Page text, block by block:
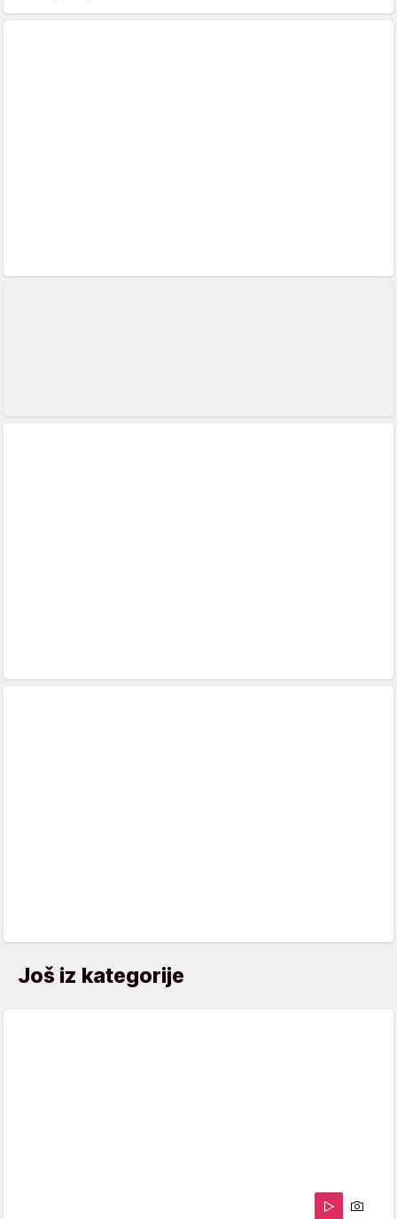
Još iz kategorije